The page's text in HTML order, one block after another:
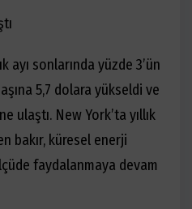
ayı sonlarında yüzde 3’ün
5,7 dolara yükseldi ve
ulaştı. New York’ta yıllık
bakır, küresel enerji
faydalanmaya devam